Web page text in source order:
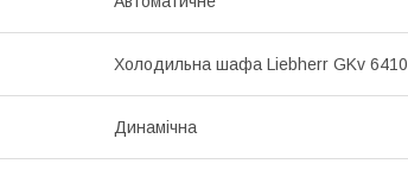
Холодильна шафа Liebherr GKv 6410
Динамічна